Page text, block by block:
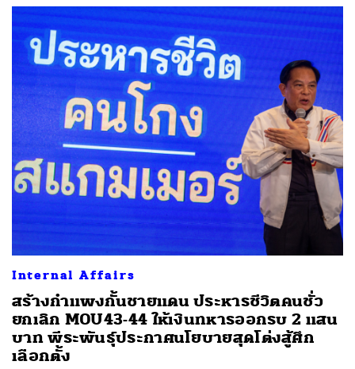
Internal Affairs
สร้างกำแพงกั้นชายแดน ประหารชีวิตคนชั่ว
ยกเลิก MOU43-44 ให้เงินทหารออกรบ 2 แสน
บาท พีระพันธุ์ประกาศนโยบายสุดโต่งสู้ศึก
เลือกตั้ง